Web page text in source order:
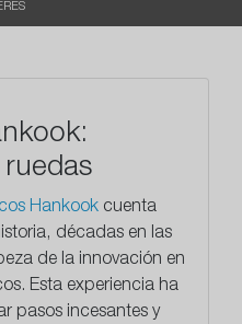
Hankook cuenta
décadas en las
de la innovación en
Esta experiencia ha
pasos incesantes y